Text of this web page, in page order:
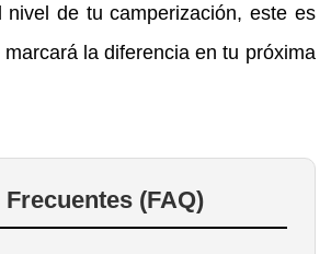
nivel de tu camperización, este es
la diferencia en tu próxima
(FAQ)